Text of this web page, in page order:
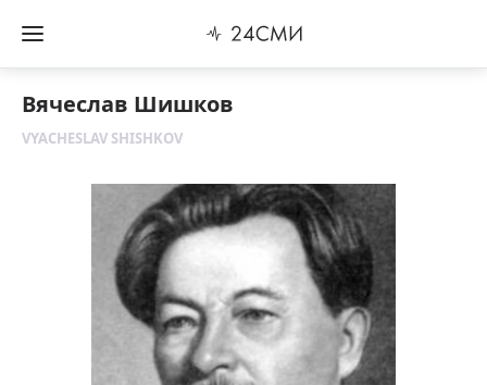
Вячеслав Шишков
VYACHESLAV SHISHKOV